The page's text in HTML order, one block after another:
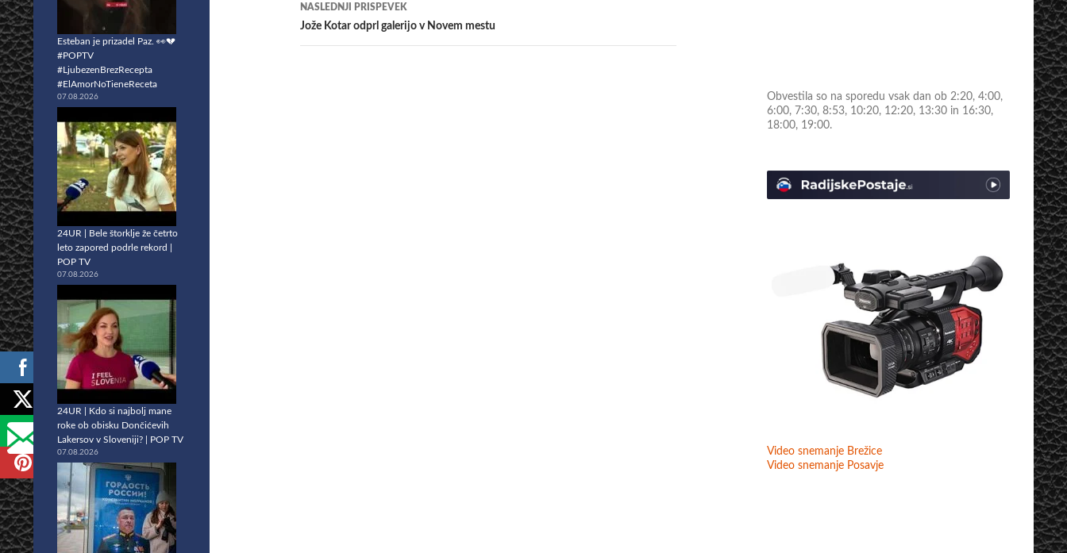
NASLEDNJI PRISPEVEK
Jože Kotar odprl galerijo v Novem mestu
Obvestila so na sporedu vsak dan ob 2:20, 4:00,
6:00, 7:30, 8:53, 10:20, 12:20, 13:30 in 16:30,
18:00, 19:00.
Video snemanje Brežice
Video snemanje Posavje
Esteban je prizadel Paz. 👀💔
#POPTV
#LjubezenBrezRecepta
#ElAmorNoTieneReceta
07.08.2026
24UR | Bele štorklje že četrto
leto zapored podrle rekord |
POP TV
07.08.2026
24UR | Kdo si najbolj mane
roke ob obisku Dončićevih
Lakersov v Sloveniji? | POP TV
07.08.2026